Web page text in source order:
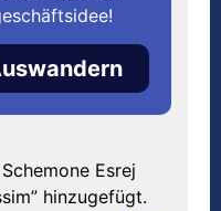
Esrej
hinzugefügt.